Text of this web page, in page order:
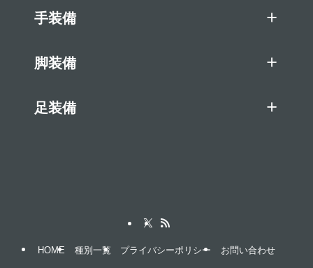
手装備
脚装備
足装備
HOME 種別一覧 プライバシーポリシー お問い合わせ